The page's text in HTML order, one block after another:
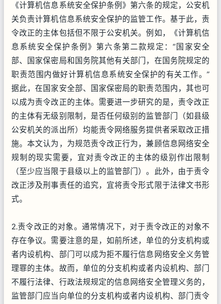
《计算机信息系统安全保护条例》第六条的规定，公安机
关负责计算机信息系统安全保护的监管工作。基于此，责
令改正的主体包括但不限于公安机关。例如，《计算机信
息系统安全保护条例》第六条第二款规定：“国家安全
部、国家保密局和国务院其他有关部门，在国务院规定的
职责范围内做好计算机信息系统安全保护的有关工作。”
据此，在国家安全部、国家保密局的职责范围内，其也可
以成为责令改正的主体。需要进一步研究的是，责令改正
的主体有无级别限制，是否任何级别的监管部门（如县级
公安机关的派出所）均能责令网络服务提供者采取改正措
施。本文认为，为规范责令改正行为，兼顾信息网络安全
规制的现实需要，宜对责令改正的主体的级别作出限制
（至少应当限于县级以上的监管部门）。此外，由于责令
改正涉及刑事责任的追究，宜将责令形式限于法律文书形
式。
2.责令改正的对象。通常情况下，对于责令改正的对象不
存在争议。需要注意的是，如前所述，单位的分支机构或
者内设机构、部门可以成为拒不履行信息网络安全义务管
理罪的主体。故而，单位的分支机构或者内设机构、部门
不履行法律、行政法规规定的信息网络安全管理义务的，
监管部门应当向单位的分支机构或者内设机构、部门责令